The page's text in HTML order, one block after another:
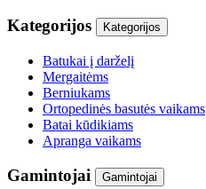
Kategorijos Kategorijos
Batukai į darželį
Mergaitėms
Berniukams
Ortopedinės basutės vaikams
Batai kūdikiams
Apranga vaikams
Gamintojai Gamintojai